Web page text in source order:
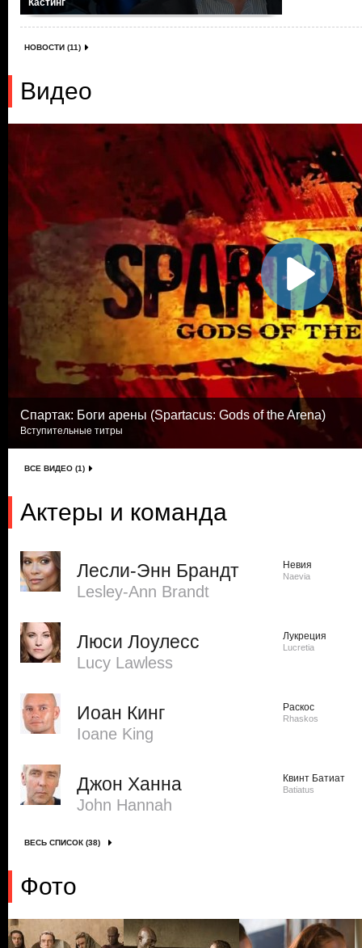
Кастинг
НОВОСТИ (11)
Видео
Спартак: Боги арены (Spartacus: Gods of the Arena)
Вступительные титры
ВСЕ ВИДЕО (1)
Актеры и команда
Лесли-Энн Брандт
Lesley-Ann Brandt
Невия
Naevia
Люси Лоулесс
Lucy Lawless
Лукреция
Lucretia
Иоан Кинг
Ioane King
Раскос
Rhaskos
Джон Ханна
John Hannah
Квинт Батиат
Batiatus
ВЕСЬ СПИСОК (38)
Фото